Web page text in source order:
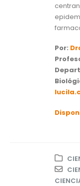
Por: